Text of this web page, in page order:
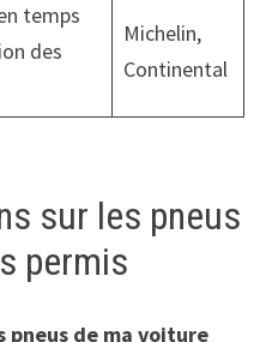
temps
des
Michelin,
Continental
sur les pneus
permis
pneus de ma voiture